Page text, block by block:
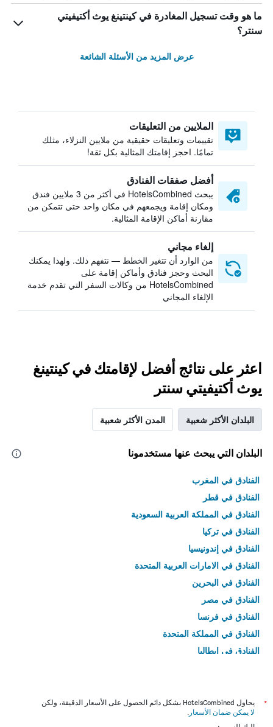
ما هو وقت تسجيل المغادرة في كينتينغ يوث أكتيفيتي
سنتر؟
عرض المزيد من الأسئلة الشائعة
الملايين من التعليقات
تقييمات وتعليقات حقيقية من ملايين النزلاء، مثلك
تمامًا. احجز إقامتك المثالية بكل ثقة!
أفضل صفقات الفنادق
يبحث HotelsCombined في أكثر من 3 ملايين فندق
ومكان إقامة ويجمعهم في مكان واحد حتى تتمكن من
مقارنة أماكن الإقامة المثالية.
إلغاء مجاني
من الوارد أن تتغير الخطط — نتفهم ذلك. ولهذا يمكنك
البحث وحجز فنادق وأماكن إقامة على
HotelsCombined من وكالات السفر التي تقدم خدمة
الإلغاء المجاني
اعثر على نتائج أفضل لإقامتك في كينتينغ
يوث أكتيفيتي سنتر
البلدان الأكثر شعبية المدن الأكثر شعبية
البلدان التي يبحث عنها مستخدمونا
الفنادق في المغرب
الفنادق في قطر
الفنادق في المملكة العربية السعودية
الفنادق في تركيا
الفنادق في إندونيسيا
الفنادق في الامارات العربية المتحدة
الفنادق في البحرين
الفنادق في مصر
الفنادق في فرنسا
الفنادق في المملكة المتحدة
الفنادق في إيطاليا
*
يحاول HotelsCombined بشكل دائم الحصول على الأسعار الدقيقة، ولكن
لا يمكن ضمان الأسعار .